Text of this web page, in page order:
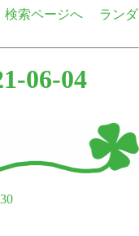
検索ページへ
ランダ
06-04
30